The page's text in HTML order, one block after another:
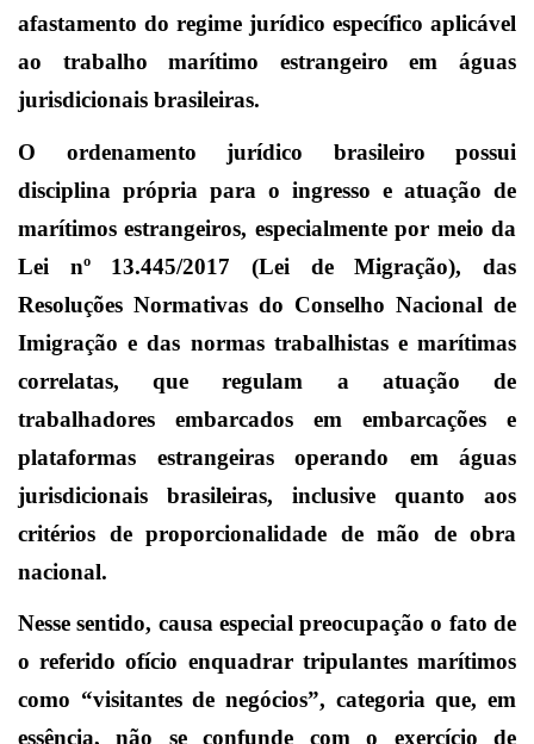
afastamento do regime jurídico específico aplicável
ao trabalho marítimo estrangeiro em águas
jurisdicionais brasileiras.
O ordenamento jurídico brasileiro possui
disciplina própria para o ingresso e atuação de
marítimos estrangeiros, especialmente por meio da
Lei nº 13.445/2017 (Lei de Migração), das
Resoluções Normativas do Conselho Nacional de
Imigração e das normas trabalhistas e marítimas
correlatas, que regulam a atuação de
trabalhadores embarcados em embarcações e
plataformas estrangeiras operando em águas
jurisdicionais brasileiras, inclusive quanto aos
critérios de proporcionalidade de mão de obra
nacional.
Nesse sentido, causa especial preocupação o fato de
o referido ofício enquadrar tripulantes marítimos
como “visitantes de negócios”, categoria que, em
essência, não se confunde com o exercício de